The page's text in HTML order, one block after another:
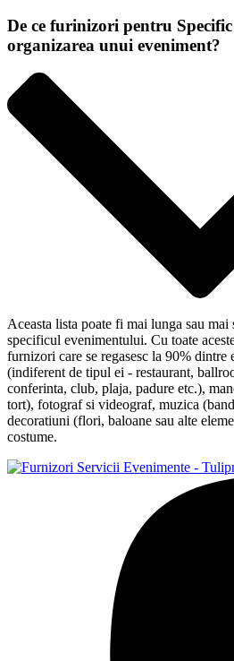
De ce furinizori pentru
organizarea unui eveniment?
Aceasta lista poate fi mai lunga sau
specificul evenimentului. Cu toate
furnizori care se regasesc la 90% dintre
(indiferent de tipul ei - restaurant,
conferinta, club, plaja, padure etc.),
tort), fotograf si videograf, muzica
decoratiuni (flori, baloane sau alte
costume.